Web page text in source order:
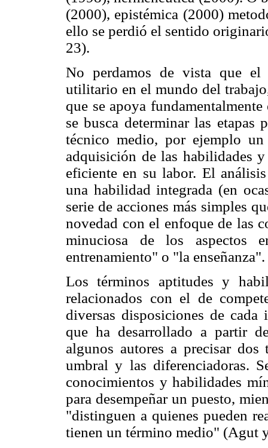
(2000), epistémica (2000)
ello se perdió el sentido
23).
No perdamos de vista que el
utilitario en el mundo del
que se apoya
se busca determinar las etapas
técnico medio, por ejemplo
adquisición de las habilidades
eficiente en su labor. El
una habilidad integrada (en
serie de acciones más simples
novedad con el enfoque de las
minuciosa de los aspectos
entrenamiento" o "la enseñanza".
Los términos aptitudes y
relacionados con el de
diversas disposiciones de
que ha desarrollado a partir
algunos autores a precisar dos
umbral y las diferenciadoras.
conocimientos y habilidades
para desempeñar un puesto,
"distinguen a quienes pueden
tienen un término medio" (Agut